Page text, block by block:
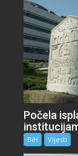
Počela
BiH Vijesti